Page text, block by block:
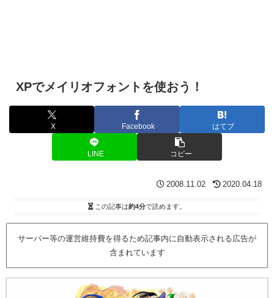
XPでメイリオフォントを使おう！
X Facebook はてブ
LINE コピー
2008.11.02 2020.04.18
この記事は約4分で読めます。
サーバー等の運営維持費を得るため記事内に自動表示される広告が
含まれています